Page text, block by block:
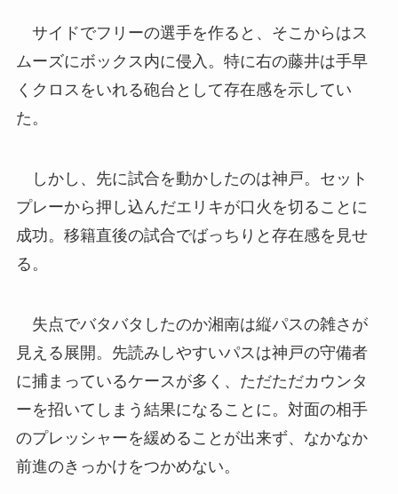
サイドでフリーの選手を作ると、そこからはス
ムーズにボックス内に侵入。特に右の藤井は手早
くクロスをいれる砲台として存在感を示してい
た。
しかし、先に試合を動かしたのは神戸。セット
プレーから押し込んだエリキが口火を切ることに
成功。移籍直後の試合でばっちりと存在感を見せ
る。
失点でバタバタしたのか湘南は縦パスの雑さが
見える展開。先読みしやすいパスは神戸の守備者
に捕まっているケースが多く、ただただカウンタ
ーを招いてしまう結果になることに。対面の相手
のプレッシャーを緩めることが出来ず、なかなか
前進のきっかけをつかめない。